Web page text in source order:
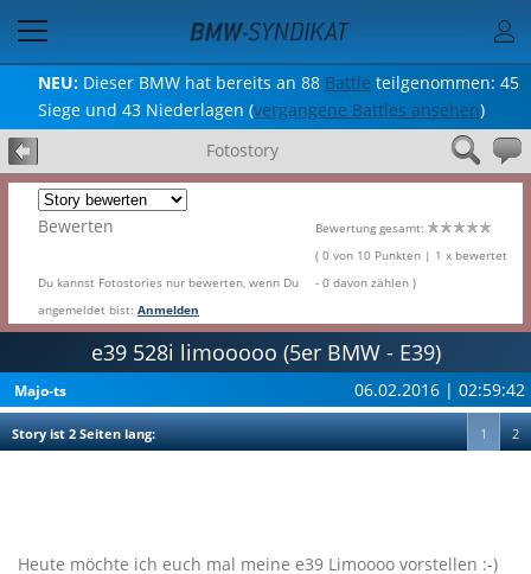
NEU: Dieser BMW hat bereits an 88 Battle teilgenommen: 45
Siege und 43 Niederlagen (vergangene Battles ansehen)
Fotostory
Bewerten
Du kannst Fotostories nur bewerten, wenn Du
angemeldet bist: Anmelden
Bewertung gesamt:
( 0 von 10 Punkten | 1 x bewertet
- 0 davon zählen )
e39 528i limooooo (5er BMW - E39)
Majo-ts 06.02.2016 | 02:59:42
Story ist 2 Seiten lang: 1 2
Heute möchte ich euch mal meine e39 Limoooo vorstellen :-)